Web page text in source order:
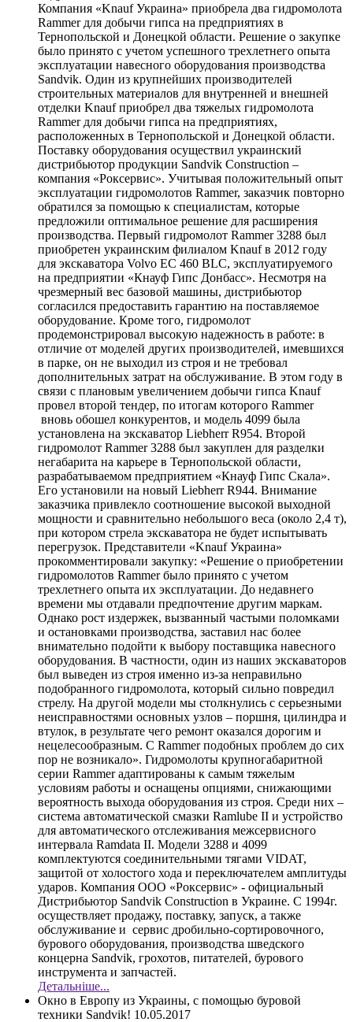
Компания «Knauf Украина» приобрела два гидромолота
Rammer для добычи гипса на предприятиях в
Тернопольской и Донецкой области. Решение о закупке
было принято с учетом успешного трехлетнего опыта
эксплуатации навесного оборудования производства
Sandvik. Один из крупнейших производителей
строительных материалов для внутренней и внешней
отделки Knauf приобрел два тяжелых гидромолота
Rammer для добычи гипса на предприятиях,
расположенных в Тернопольской и Донецкой области.
Поставку оборудования осуществил украинский
дистрибьютор продукции Sandvik Construction –
компания «Роксервис». Учитывая положительный опыт
эксплуатации гидромолотов Rammer, заказчик повторно
обратился за помощью к специалистам, которые
предложили оптимальное решение для расширения
производства. Первый гидромолот Rammer 3288 был
приобретен украинским филиалом Knauf в 2012 году
для экскаватора Volvo EC 460 BLC, эксплуатируемого
на предприятии «Кнауф Гипс Донбасс». Несмотря на
чрезмерный вес базовой машины, дистрибьютор
согласился предоставить гарантию на поставляемое
оборудование. Кроме того, гидромолот
продемонстрировал высокую надежность в работе: в
отличие от моделей других производителей, имевшихся
в парке, он не выходил из строя и не требовал
дополнительных затрат на обслуживание. В этом году в
связи с плановым увеличением добычи гипса Knauf
провел второй тендер, по итогам которого Rammer
вновь обошел конкурентов, и модель 4099 была
установлена на экскаватор Liebherr R954. Второй
гидромолот Rammer 3288 был закуплен для разделки
негабарита на карьере в Тернопольской области,
разрабатываемом предприятием «Кнауф Гипс Скала».
Его установили на новый Liebherr R944. Внимание
заказчика привлекло соотношение высокой выходной
мощности и сравнительно небольшого веса (около 2,4 т),
при котором стрела экскаватора не будет испытывать
перегрузок. Представители «Knauf Украина»
прокомментировали закупку: «Решение о приобретении
гидромолотов Rammer было принято с учетом
трехлетнего опыта их эксплуатации. До недавнего
времени мы отдавали предпочтение другим маркам.
Однако рост издержек, вызванный частыми поломками
и остановками производства, заставил нас более
внимательно подойти к выбору поставщика навесного
оборудования. В частности, один из наших экскаваторов
был выведен из строя именно из-за неправильно
подобранного гидромолота, который сильно повредил
стрелу. На другой модели мы столкнулись с серьезными
неисправностями основных узлов – поршня, цилиндра и
втулок, в результате чего ремонт оказался дорогим и
нецелесообразным. С Rammer подобных проблем до сих
пор не возникало». Гидромолоты крупногабаритной
серии Rammer адаптированы к самым тяжелым
условиям работы и оснащены опциями, снижающими
вероятность выхода оборудования из строя. Среди них –
система автоматической смазки Ramlube II и устройство
для автоматического отслеживания межсервисного
интервала Ramdata II. Модели 3288 и 4099
комплектуются соединительными тягами VIDAT,
защитой от холостого хода и переключателем амплитуды
ударов. Компания ООО «Роксервис» - официальный
Дистрибьютор Sandvik Construction в Украине. С 1994г.
осуществляет продажу, поставку, запуск, а также
обслуживание и сервис дробильно-сортировочного,
бурового оборудования, производства шведского
концерна Sandvik, грохотов, питателей, бурового
инструмента и запчастей.
Детальніше...
Окно в Европу из Украины, с помощью буровой
техники Sandvik! 10.05.2017